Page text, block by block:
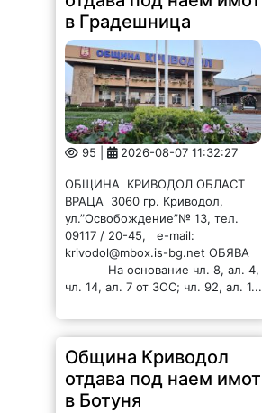
в Градешница
95 | 2026-08-07 11:32:27
ОБЩИНА КРИВОДОЛ ОБЛАСТ
ВРАЦА 3060 гр. Криводол,
ул.”Освобождение”№ 13, тел.
09117 / 20-45, e-mail:
krivodol@mbox.is-bg.net ОБЯВА
На основание чл. 8, ал. 4,
чл. 14, ал. 7 от ЗОС; чл. 92, ал. 1...
Община Криводол
отдава под наем имот
в Ботуня